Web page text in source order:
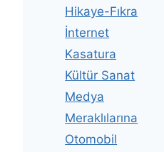
Hikaye-Fıkra
İnternet
Kasatura
Kültür Sanat
Medya
Meraklılarına
Otomobil